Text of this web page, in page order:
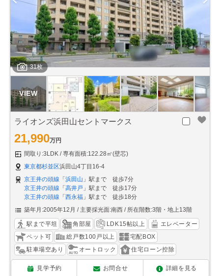
31枚
ライオンズ浜田山セントマークス
21,990万円
間取り:3LDK
専有面積:122.28㎡(壁芯)
東京都杉並区浜田山4丁目16-4
京王井の頭線 「浜田山 」駅まで 徒歩7分
京王井の頭線 「高井戸 」駅まで 徒歩17分
京王井の頭線 「西永福 」駅まで 徒歩18分
築年月:2005年12月
主要採光面:南西 所在階数:3階・地上13階
駅まで平坦 角部屋 LDK15帖以上
エレベーター
ペット可
総戸数100戸以上
宅配BOX
駐車場空あり
オートロック 住宅ローン控除
見学予約 お問合せ 詳細を見る